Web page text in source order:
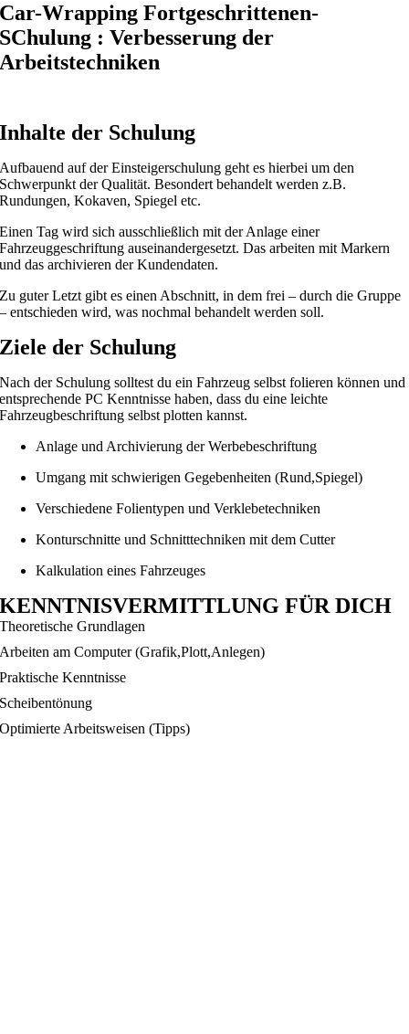
Car-Wrapping Fortgeschrittenen-
SChulung : Verbesserung der
Arbeitstechniken
Inhalte der Schulung
Aufbauend auf der Einsteigerschulung geht es hierbei um den
Schwerpunkt der Qualität. Besondert behandelt werden z.B.
Rundungen, Kokaven, Spiegel etc.
Einen Tag wird sich ausschließlich mit der Anlage einer
Fahrzeuggeschriftung auseinandergesetzt. Das arbeiten mit Markern
und das archivieren der Kundendaten.
Zu guter Letzt gibt es einen Abschnitt, in dem frei – durch die Gruppe
– entschieden wird, was nochmal behandelt werden soll.
Ziele der Schulung
Nach der Schulung solltest du ein Fahrzeug selbst folieren können und
entsprechende PC Kenntnisse haben, dass du eine leichte
Fahrzeugbeschriftung selbst plotten kannst.
Anlage und Archivierung der Werbebeschriftung
Umgang mit schwierigen Gegebenheiten (Rund,Spiegel)
Verschiedene Folientypen und Verklebetechniken
Konturschnitte und Schnitttechniken mit dem Cutter
Kalkulation eines Fahrzeuges
KENNTNISVERMITTLUNG FÜR DICH
Theoretische Grundlagen
Arbeiten am Computer (Grafik,Plott,Anlegen)
Praktische Kenntnisse
Scheibentönung
Optimierte Arbeitsweisen (Tipps)